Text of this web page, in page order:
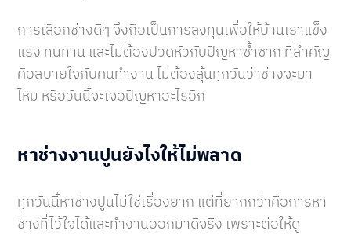
การเลือกช่างดีๆ จึงถือเป็นการลงทุนเพื่อให้บ้านเราแข็ง
แรง ทนทาน และไม่ต้องปวดหัวกับปัญหาซ้ำซาก ที่สำคัญ
คือสบายใจกับคนทำงาน ไม่ต้องลุ้นทุกวันว่าช่างจะมา
ไหม หรือวันนี้จะเจอปัญหาอะไรอีก
หาช่างงานปูนยังไงให้ไม่พลาด
ทุกวันนี้หาช่างปูนไม่ใช่เรื่องยาก แต่ที่ยากกว่าคือการหา
ช่างที่ไว้ใจได้และทำงานออกมาดีจริง เพราะต่อให้ดู